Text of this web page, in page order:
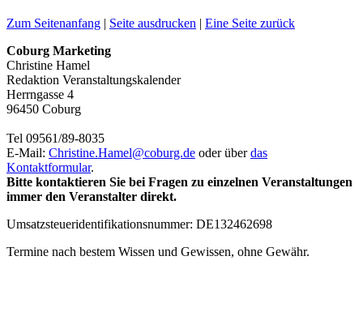
Zum Seitenanfang | Seite ausdrucken | Eine Seite zurück
Coburg Marketing
Christine Hamel
Redaktion Veranstaltungskalender
Herrngasse 4
96450 Coburg
Tel 09561/89-8035
E-Mail: Christine.Hamel@coburg.de oder überdas
Kontaktformular.
Bitte kontaktieren Sie bei Fragen zu einzelnen Veranstaltungen
immer den Veranstalter direkt.
Umsatzsteueridentifikationsnummer: DE132462698
Termine nach bestem Wissen und Gewissen, ohne Gewähr.